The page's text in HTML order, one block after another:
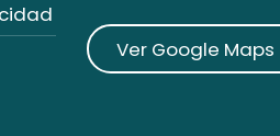
Ver Google Maps